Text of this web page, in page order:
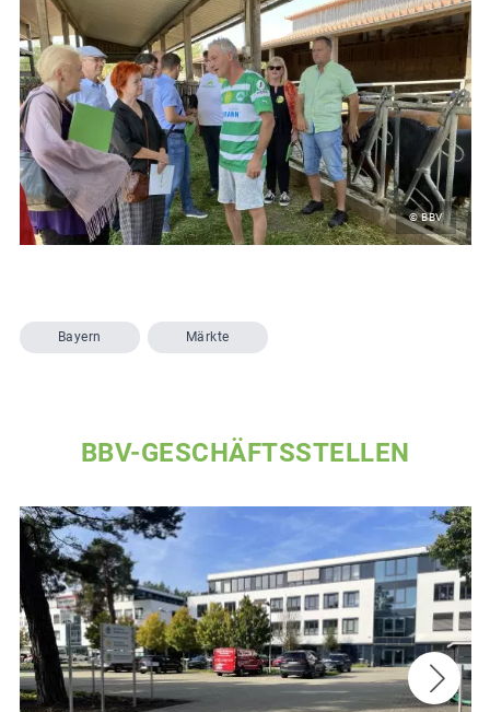
© BBV
Bayern Märkte
BBV-GESCHÄFTSSTELLEN